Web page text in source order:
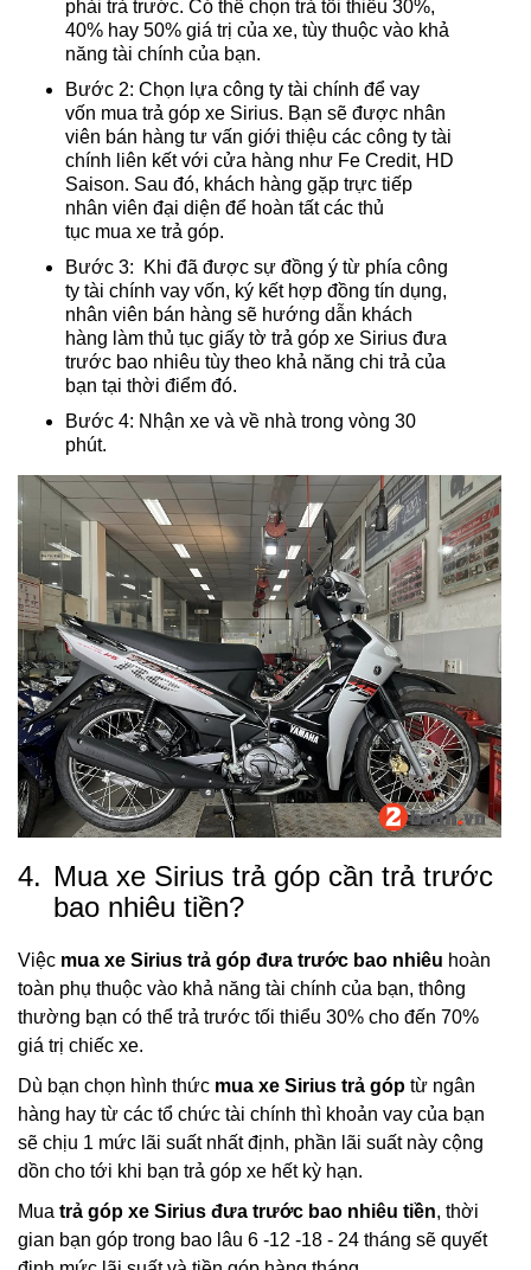
phải trả trước. Có thể chọn trả tối thiểu 30%,
40% hay 50% giá trị của xe, tùy thuộc vào khả
năng tài chính của bạn.
Bước 2: Chọn lựa công ty tài chính để vay
vốn mua trả góp xe Sirius. Bạn sẽ được nhân
viên bán hàng tư vấn giới thiệu các công ty tài
chính liên kết với cửa hàng như Fe Credit, HD
Saison. Sau đó, khách hàng gặp trực tiếp
nhân viên đại diện để hoàn tất các thủ
tục mua xe trả góp.
Bước 3: Khi đã được sự đồng ý từ phía công
ty tài chính vay vốn, ký kết hợp đồng tín dụng,
nhân viên bán hàng sẽ hướng dẫn khách
hàng làm thủ tục giấy tờ trả góp xe Sirius đưa
trước bao nhiêu tùy theo khả năng chi trả của
bạn tại thời điểm đó.
Bước 4: Nhận xe và về nhà trong vòng 30
phút.
4. Mua xe Sirius trả góp cần trả trước
bao nhiêu tiền?
Việc mua xe Sirius trả góp đưa trước bao nhiêu hoàn
toàn phụ thuộc vào khả năng tài chính của bạn, thông
thường bạn có thể trả trước tối thiểu 30% cho đến 70%
giá trị chiếc xe.
Dù bạn chọn hình thức mua xe Sirius trả góp từ ngân
hàng hay từ các tổ chức tài chính thì khoản vay của bạn
sẽ chịu 1 mức lãi suất nhất định, phần lãi suất này cộng
dồn cho tới khi bạn trả góp xe hết kỳ hạn.
Mua trả góp xe Sirius đưa trước bao nhiêu tiền, thời
gian bạn góp trong bao lâu 6 -12 -18 - 24 tháng sẽ quyết